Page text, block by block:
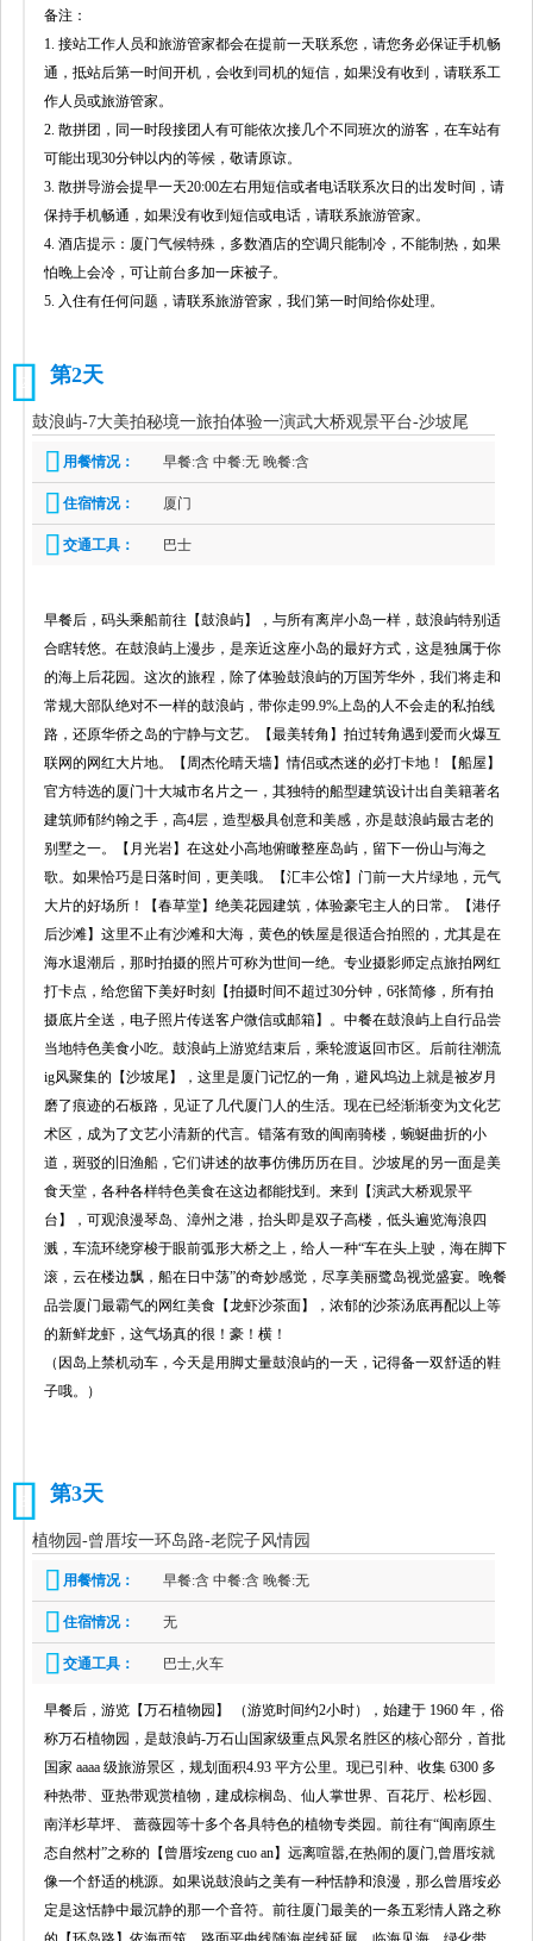
备注：
1. 接站工作人员和旅游管家都会在提前一天联系您，请您务必保证手机畅
通，抵站后第一时间开机，会收到司机的短信，如果没有收到，请联系工
作人员或旅游管家。
2. 散拼团，同一时段接团人有可能依次接几个不同班次的游客，在车站有
可能出现30分钟以内的等候，敬请原谅。
3. 散拼导游会提早一天20:00左右用短信或者电话联系次日的出发时间，请
保持手机畅通，如果没有收到短信或电话，请联系旅游管家。
4. 酒店提示：厦门气候特殊，多数酒店的空调只能制冷，不能制热，如果
怕晚上会冷，可让前台多加一床被子。
5. 入住有任何问题，请联系旅游管家，我们第一时间给你处理。
第2天
鼓浪屿-7大美拍秘境一旅拍体验一演武大桥观景平台-沙坡尾
用餐情况： 早餐:含 中餐:无 晚餐:含
住宿情况： 厦门
交通工具： 巴士
早餐后，码头乘船前往【鼓浪屿】，与所有离岸小岛一样，鼓浪屿特别适
合瞎转悠。在鼓浪屿上漫步，是亲近这座小岛的最好方式，这是独属于你
的海上后花园。这次的旅程，除了体验鼓浪屿的万国芳华外，我们将走和
常规大部队绝对不一样的鼓浪屿，带你走99.9%上岛的人不会走的私拍线
路，还原华侨之岛的宁静与文艺。【最美转角】拍过转角遇到爱而火爆互
联网的网红大片地。【周杰伦晴天墙】情侣或杰迷的必打卡地！【船屋】
官方特选的厦门十大城市名片之一，其独特的船型建筑设计出自美籍著名
建筑师郁约翰之手，高4层，造型极具创意和美感，亦是鼓浪屿最古老的
别墅之一。【月光岩】在这处小高地俯瞰整座岛屿，留下一份山与海之
歌。如果恰巧是日落时间，更美哦。【汇丰公馆】门前一大片绿地，元气
大片的好场所！【春草堂】绝美花园建筑，体验豪宅主人的日常。【港仔
后沙滩】这里不止有沙滩和大海，黄色的铁屋是很适合拍照的，尤其是在
海水退潮后，那时拍摄的照片可称为世间一绝。专业摄影师定点旅拍网红
打卡点，给您留下美好时刻【拍摄时间不超过30分钟，6张简修，所有拍
摄底片全送，电子照片传送客户微信或邮箱】。中餐在鼓浪屿上自行品尝
当地特色美食小吃。鼓浪屿上游览结束后，乘轮渡返回市区。后前往潮流
ig风聚集的【沙坡尾】，这里是厦门记忆的一角，避风坞边上就是被岁月
磨了痕迹的石板路，见证了几代厦门人的生活。现在已经渐渐变为文化艺
术区，成为了文艺小清新的代言。错落有致的闽南骑楼，蜿蜒曲折的小
道，斑驳的旧渔船，它们讲述的故事仿佛历历在目。沙坡尾的另一面是美
食天堂，各种各样特色美食在这边都能找到。来到【演武大桥观景平
台】，可观浪漫琴岛、漳州之港，抬头即是双子高楼，低头遍览海浪四
溅，车流环绕穿梭于眼前弧形大桥之上，给人一种“车在头上驶，海在脚下
滚，云在楼边飘，船在日中荡”的奇妙感觉，尽享美丽鹭岛视觉盛宴。晚餐
品尝厦门最霸气的网红美食【龙虾沙茶面】，浓郁的沙茶汤底再配以上等
的新鲜龙虾，这气场真的很！豪！横！
（因岛上禁机动车，今天是用脚丈量鼓浪屿的一天，记得备一双舒适的鞋
子哦。）
第3天
植物园-曾厝垵一环岛路-老院子风情园
用餐情况： 早餐:含 中餐:含 晚餐:无
住宿情况： 无
交通工具： 巴士,火车
早餐后，游览【万石植物园】 （游览时间约2小时），始建于 1960 年，俗
称万石植物园，是鼓浪屿-万石山国家级重点风景名胜区的核心部分，首批
国家 aaaa 级旅游景区，规划面积4.93 平方公里。现已引种、收集 6300 多
种热带、亚热带观赏植物，建成棕榈岛、仙人掌世界、百花厅、松杉园、
南洋杉草坪、 蔷薇园等十多个各具特色的植物专类园。前往有“闽南原生
态自然村”之称的【曾厝垵zeng cuo an】远离喧嚣,在热闹的厦门,曾厝垵就
像一个舒适的桃源。如果说鼓浪屿之美有一种恬静和浪漫，那么曾厝垵必
定是这恬静中最沉静的那一个音符。前往厦门最美的一条五彩情人路之称